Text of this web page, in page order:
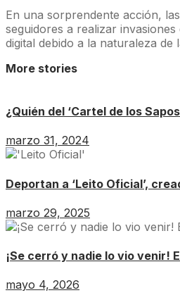
En una sorprendente acción,
seguidores a realizar
digital debido a la naturaleza de
More stories
¿Quién del ‘Cartel de los
marzo 31, 2024
Deportan a ‘Leito Oficial’,
marzo 29, 2025
¡Se cerró y nadie lo vio venir!
mayo 4, 2026